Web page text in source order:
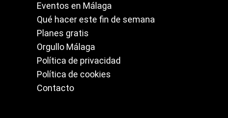
Eventos en Málaga
Qué hacer este fin de semana
Planes gratis
Orgullo Málaga
Política de privacidad
Política de cookies
Contacto